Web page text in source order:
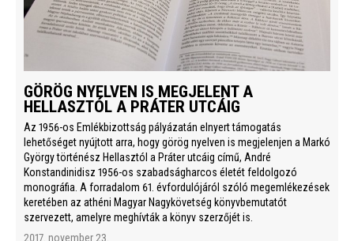
GÖRÖG NYELVEN IS MEGJELENT A
HELLASZTÓL A PRÁTER UTCÁIG
Az 1956-os Emlékbizottság pályázatán elnyert támogatás
lehetőséget nyújtott arra, hogy görög nyelven is megjelenjen a Markó
György történész Hellasztól a Práter utcáig című, André
Konstandinidisz 1956-os szabadságharcos életét feldolgozó
monográfia. A forradalom 61. évfordulójáról szóló megemlékezések
keretében az athéni Magyar Nagykövetség könyvbemutatót
szervezett, amelyre meghívták a könyv szerzőjét is.
2017. november 23.